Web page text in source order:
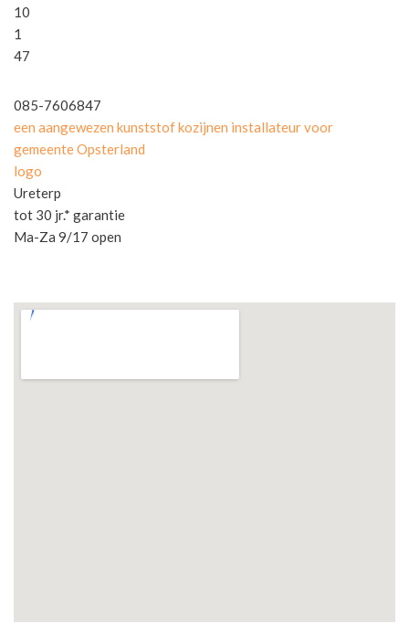
10
1
47
085-7606847
een aangewezen kunststof kozijnen installateur voor
gemeente Opsterland
logo
Ureterp
tot 30 jr.* garantie
Ma-Za 9/17 open